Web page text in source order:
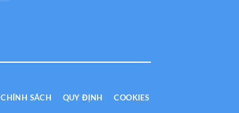
CHÍNH SÁCH QUY ĐỊNH COOKIES